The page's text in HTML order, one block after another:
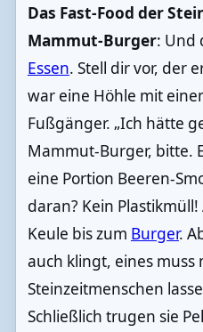
Das Fast-Food der
Mammut-Burger: Und
Essen. Stell dir vor, der
war eine Höhle mit
Fußgänger. „Ich hätte
Mammut-Burger, bitte.
eine Portion Beeren-
daran? Kein
Keule bis zum Burger.
auch klingt, eines muss
Steinzeitmenschen
Schließlich trugen sie